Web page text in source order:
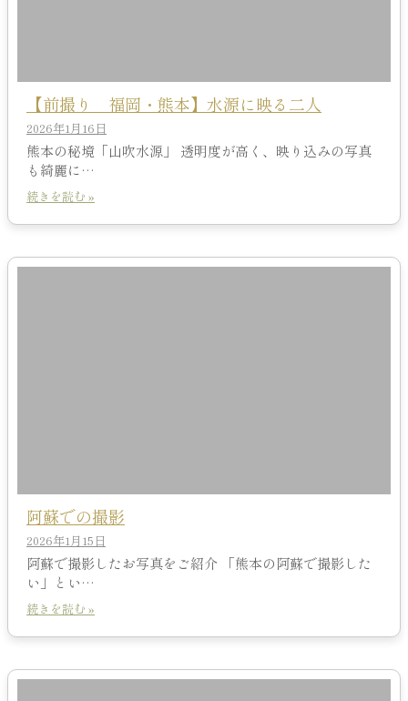
【前撮り 福岡・熊本】水源に映る二人
2026年1月16日
熊本の秘境「山吹水源」 透明度が高く、映り込みの写真
も綺麗に…
続きを読む »
阿蘇での撮影
2026年1月15日
阿蘇で撮影したお写真をご紹介 「熊本の阿蘇で撮影した
い」とい…
続きを読む »